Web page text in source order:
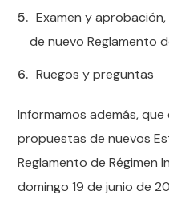
Examen y
de nuevo Reglamento
Ruegos y preguntas
Informamos además,
propuestas de nuevos
Reglamento de Régimen
domingo 19 de junio de